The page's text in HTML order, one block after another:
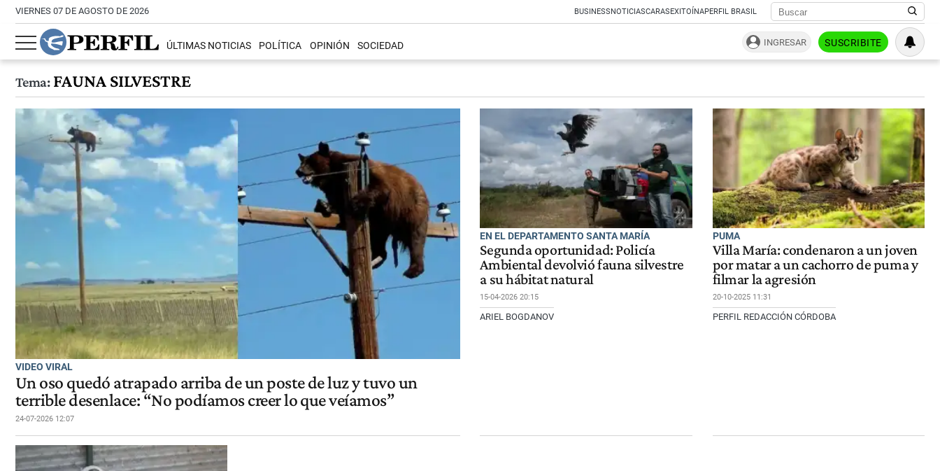
VIERNES 07 DE AGOSTO DE 2026 BUSINESSNOTICIASCARASEXITOÍNAPERFIL BRASIL
ÚLTIMAS NOTICIAS POLÍTICA OPINIÓN SOCIEDAD INGRESAR SUSCRIBITE
Tema:FAUNA SILVESTRE
VIDEO VIRAL
Un oso quedó atrapado arriba de un poste de luz y tuvo un
terrible desenlace: “No podíamos creer lo que veíamos”
24-07-2026 12:07
EN EL DEPARTAMENTO SANTA MARÍA
Segunda oportunidad: Policía
Ambiental devolvió fauna silvestre
a su hábitat natural
15-04-2026 20:15
ARIEL BOGDANOV
PUMA
Villa María: condenaron a un joven
por matar a un cachorro de puma y
filmar la agresión
20-10-2025 11:31
PERFIL REDACCIÓN CÓRDOBA